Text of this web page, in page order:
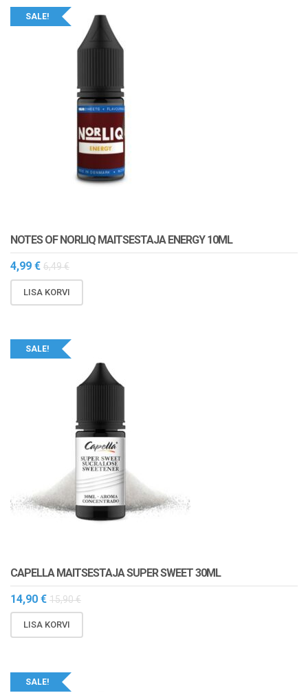
SALE!
NOTES OF NORLIQ MAITSESTAJA ENERGY 10ML
4,99 € 6,49€
LISA KORVI
SALE!
CAPELLA MAITSESTAJA SUPER SWEET 30ML
14,90 € 15,90€
LISA KORVI
SALE!